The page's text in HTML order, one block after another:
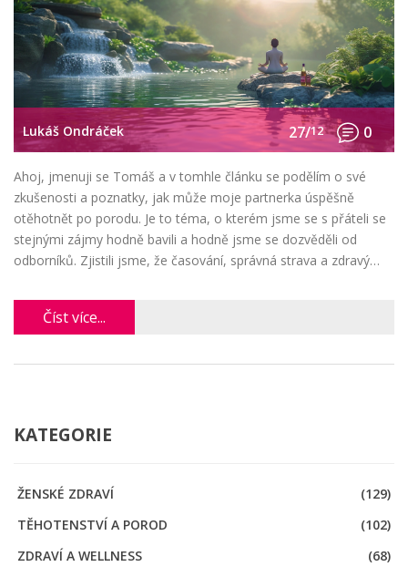
Lukáš Ondráček 27/12 0
Ahoj, jmenuji se Tomáš a v tomhle článku se podělím o své
zkušenosti a poznatky, jak může moje partnerka úspěšně
otěhotnět po porodu. Je to téma, o kterém jsme se s přáteli se
stejnými zájmy hodně bavili a hodně jsme se dozvěděli od
odborníků. Zjistili jsme, že časování, správná strava a zdravý
informace, které nám pomohly pochopit, jak se tělo ženy
zotavuje po porodu a kdy je nejlepší čas zkusit miminko číslo
může být náročná, ale také naplněná radostí a očekáváním.
Číst více...
KATEGORIE
ŽENSKÉ ZDRAVÍ
(129)
TĚHOTENSTVÍ A POROD
(102)
ZDRAVÍ A WELLNESS
(68)